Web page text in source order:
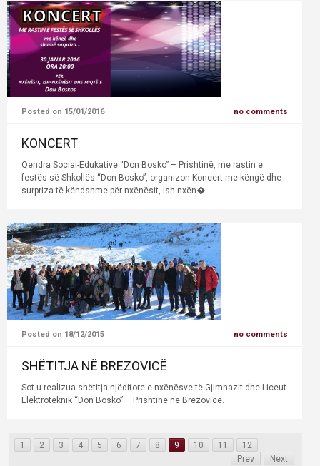
Posted on 15/01/2016 no comments
KONCERT
Qendra Social-Edukative “Don Bosko” – Prishtinë, me rastin e
festës së Shkollës “Don Bosko”, organizon Koncert me këngë dhe
surpriza të këndshme për nxënësit, ish-nxën�
Posted on 18/12/2015 no comments
SHËTITJA NË BREZOVICË
Sot u realizua shëtitja njëditore e nxënësve të Gjimnazit dhe Liceut
Elektroteknik “Don Bosko” – Prishtinë në Brezovicë.
1 2 3 4 5 6 7 8 9 10 11
12
Prev
Next